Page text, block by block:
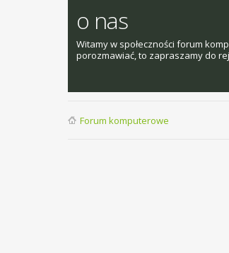
o nas
Witamy w społeczności forum
porozmawiać, to zapraszamy do
Forum komputerowe